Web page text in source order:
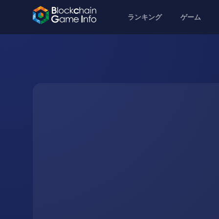
ランキング ゲーム